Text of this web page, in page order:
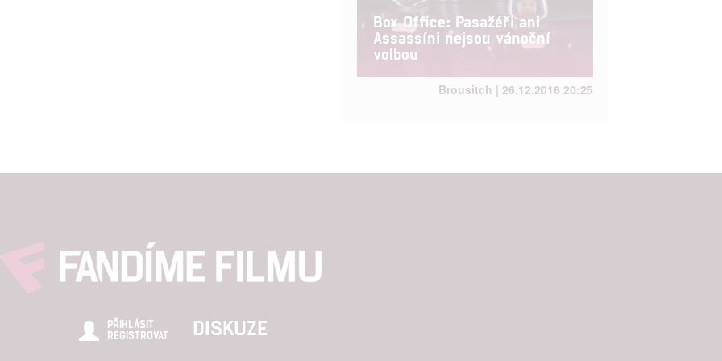
Box Office: Pasažéři ani
Assassíni nejsou vánoční
volbou
Brousitch | 26.12.2016 20:25
PŘIHLÁSIT
REGISTROVAT
DISKUZE
bezpečnosti, předcházení a zjišťování podvodů a odstraňování chyb,